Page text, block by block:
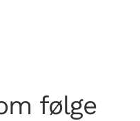
følge